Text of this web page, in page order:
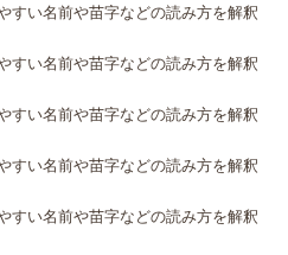
すい名前や苗字などの読み方を解釈
すい名前や苗字などの読み方を解釈
すい名前や苗字などの読み方を解釈
すい名前や苗字などの読み方を解釈
すい名前や苗字などの読み方を解釈